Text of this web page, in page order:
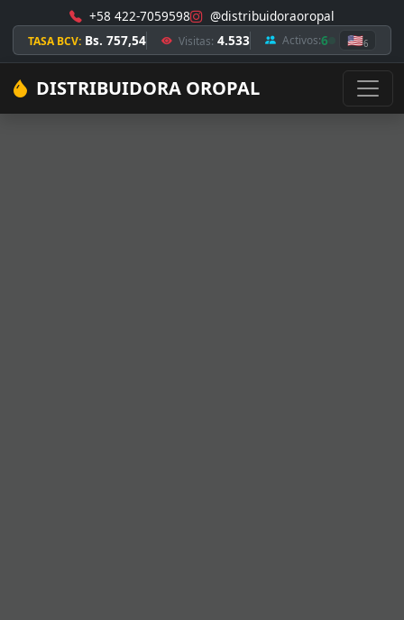
+58 422-7059598 @distribuidoraoropal
TASA BCV: Bs. 757,54 Visitas: 4.533 Activos:6 🇺🇸6
DISTRIBUIDORA OROPAL